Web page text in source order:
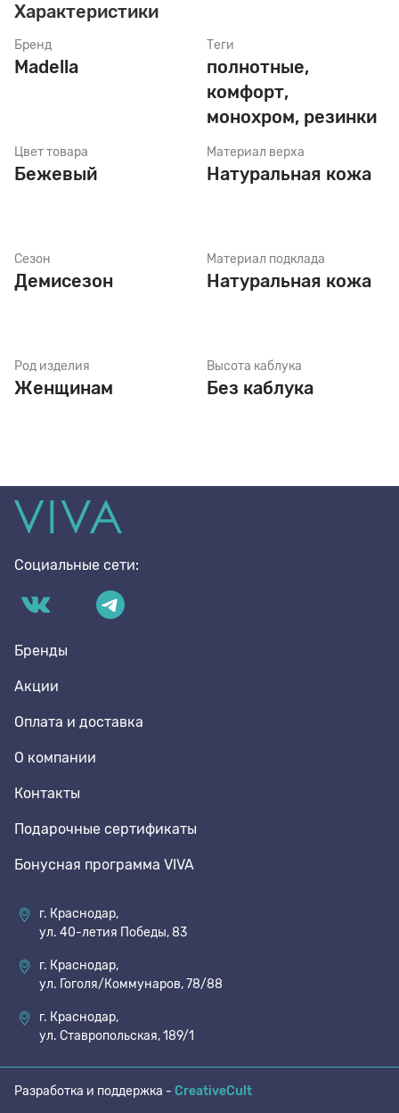
Характеристики
Бренд
Madella
Цвет товара
Бежевый
Сезон
Демисезон
Род изделия
Женщинам
Теги
полнотные,
комфорт,
монохром, резинки
Материал верха
Натуральная кожа
Материал подклада
Натуральная кожа
Высота каблука
Без каблука
Социальные сети:
Бренды
Акции
Оплата и доставка
О компании
Контакты
Подарочные сертификаты
Бонусная программа VIVA
г. Краснодар,
ул. 40-летия Победы, 83
г. Краснодар,
ул. Гоголя/Коммунаров, 78/88
г. Краснодар,
ул. Ставропольская, 189/1
Разработка и поддержка - CreativeCult